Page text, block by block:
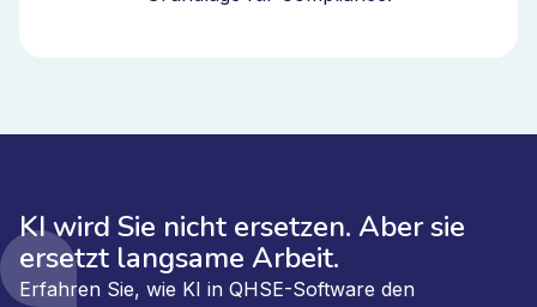
KI wird Sie nicht ersetzen. Aber sie
ersetzt langsame Arbeit.
Erfahren Sie, wie KI in QHSE-Software den